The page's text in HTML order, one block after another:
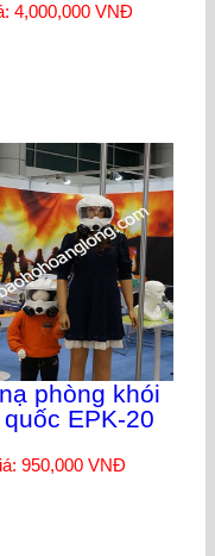
4,000,000 VNĐ
phòng khói
EPK-20
950,000 VNĐ